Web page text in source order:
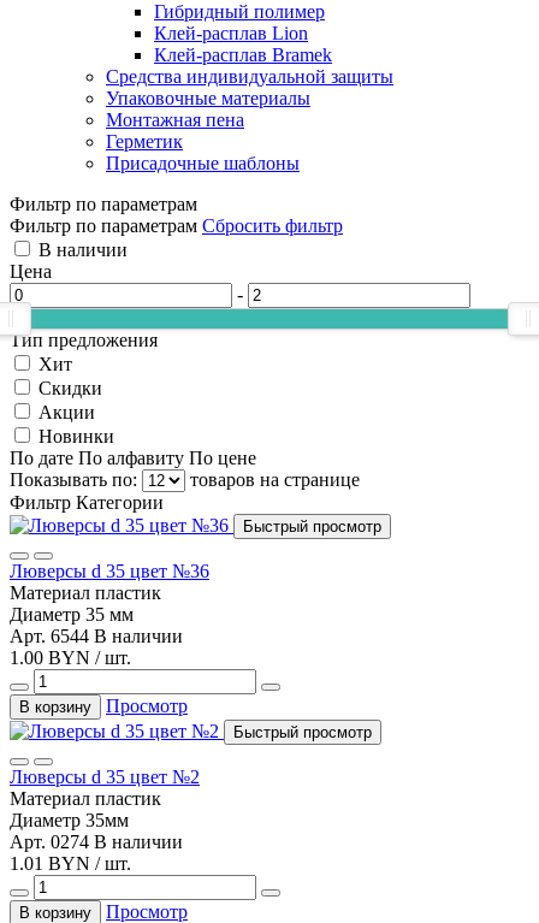
Гибридный полимер
Клей-расплав Lion
Клей-расплав Bramek
Средства индивидуальной защиты
Упаковочные материалы
Монтажная пена
Герметик
Присадочные шаблоны
Фильтр по параметрам
Фильтр по параметрам Сбросить фильтр
В наличии
Цена
-
Тип предложения
Хит
Скидки
Акции
Новинки
По дате По алфавиту По цене
Показывать по:
товаров на странице
Фильтр Категории
Быстрый просмотр
Люверсы d 35 цвет №36
Материал пластик
Диаметр 35 мм
Арт. 6544 В наличии
1.00 BYN / шт.
В корзину Просмотр
Быстрый просмотр
Люверсы d 35 цвет №2
Материал пластик
Диаметр 35мм
Арт. 0274 В наличии
1.01 BYN / шт.
В корзину Просмотр